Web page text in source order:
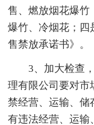
售、燃放烟花爆竹
爆竹、冷烟花；四
售禁放承诺书》。
3、加大检查，
理有限公司要对市
禁经营、运输、储
有违法经营、运输